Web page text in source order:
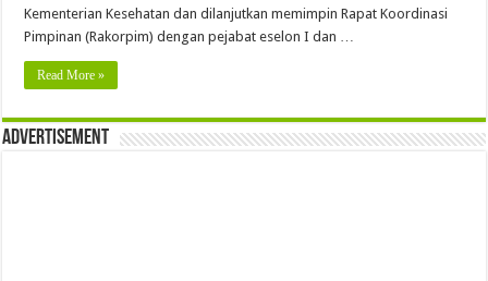
Kementerian Kesehatan dan dilanjutkan memimpin Rapat Koordinasi
Pimpinan (Rakorpim) dengan pejabat eselon I dan …
Read More »
Advertisement